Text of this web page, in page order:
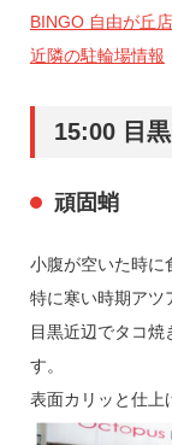
BINGO 自由が丘店
近隣の駐輪場情報
15:00 目
頑固蛸
小腹が空いた時に
特に寒い時期アツ
目黒近辺でタコ
す。
表面カリッと仕上